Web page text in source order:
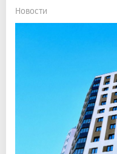
Новости